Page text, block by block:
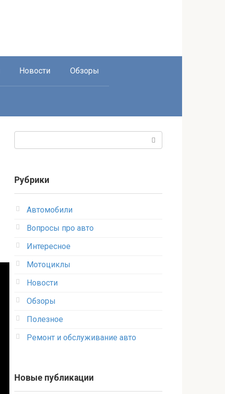
Новости Обзоры
Рубрики
Автомобили
Вопросы про авто
Интересное
Мотоциклы
Новости
Обзоры
Полезное
Ремонт и обслуживание авто
Новые публикации